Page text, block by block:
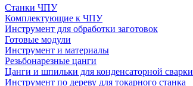
Станки ЧПУ
Комплектующие к ЧПУ
Инструмент для обработки заготовок
Готовые модули
Инструмент и материалы
Резьбонарезные цанги
Цанги и шпильки для конденсаторной сварки
Инструмент по дереву для токарного станка